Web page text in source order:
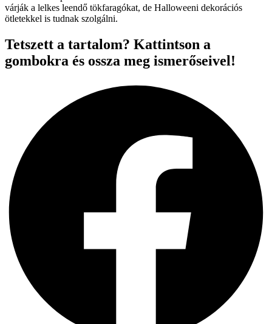
várják a lelkes leendő tökfaragókat, de Halloweeni dekorációs
ötletekkel is tudnak szolgálni.
Tetszett a tartalom? Kattintson a
gombokra és ossza meg ismerőseivel!